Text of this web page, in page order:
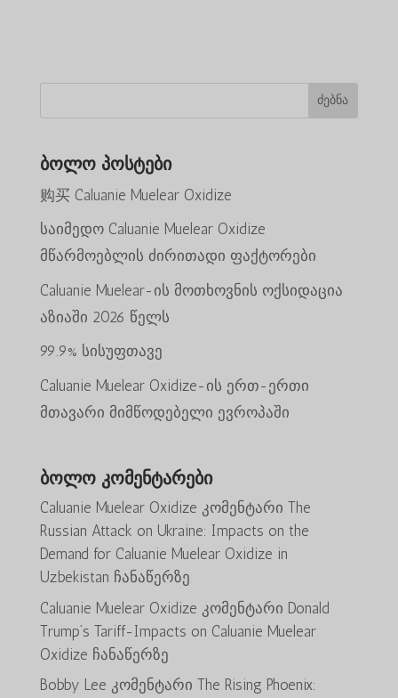
ძებნა
ბოლო პოსტები
购买 Caluanie Muelear Oxidize
საიმედო Caluanie Muelear Oxidize
მწარმოებლის ძირითადი ფაქტორები
Caluanie Muelear-ის მოთხოვნის ოქსიდაცია
აზიაში 2026 წელს
99.9% სისუფთავე
Caluanie Muelear Oxidize-ის ერთ-ერთი
მთავარი მიმწოდებელი ევროპაში
ბოლო კომენტარები
Caluanie Muelear Oxidize კომენტარი The
Russian Attack on Ukraine: Impacts on the
Demand for Caluanie Muelear Oxidize in
Uzbekistan ჩანაწერზე
Caluanie Muelear Oxidize კომენტარი Donald
Trump’s Tariff-Impacts on Caluanie Muelear
Oxidize ჩანაწერზე
Bobby Lee კომენტარი The Rising Phoenix: